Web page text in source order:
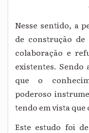
Nesse sentido, a
de construção
colaboração e
existentes. Sendo
que o
poderoso
tendo em vista que
Este estudo foi